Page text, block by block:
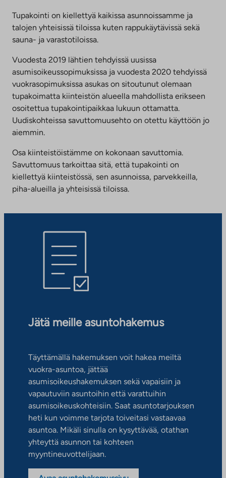
Tupakointi on kiellettyä kaikissa asunnoissamme ja
talojen yhteisissä tiloissa kuten rappukäytävissä sekä
sauna- ja varastotiloissa.
Vuodesta 2019 lähtien tehdyissä uusissa
asumisoikeussopimuksissa ja vuodesta 2020 tehdyissä
vuokrasopimuksissa asukas on sitoutunut olemaan
tupakoimatta kiinteistön alueella mahdollista erikseen
osoitettua tupakointipaikkaa lukuun ottamatta.
Uudiskohteissa savuttomuusehto on otettu käyttöön jo
aiemmin.
Osa kiinteistöistämme on kokonaan savuttomia.
Savuttomuus tarkoittaa sitä, että tupakointi on
kiellettyä kiinteistössä, sen asunnoissa, parvekkeilla,
piha-alueilla ja yhteisissä tiloissa.
Jätä meille asuntohakemus
Täyttämällä hakemuksen voit hakea meiltä
vuokra-asuntoa, jättää
asumisoikeushakemuksen sekä vapaisiin ja
vapautuviin asuntoihin että varattuihin
asumisoikeuskohteisiin. Saat asuntotarjouksen
heti kun voimme tarjota toiveitasi vastaavaa
asuntoa. Mikäli sinulla on kysyttävää, otathan
yhteyttä asunnon tai kohteen
myyntineuvottelijaan.